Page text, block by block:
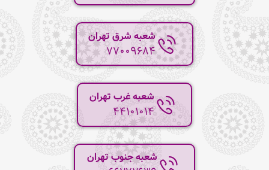
شعبه شرق تهران
77009684
شعبه غرب تهران
44101014
شعبه جنوب تهران